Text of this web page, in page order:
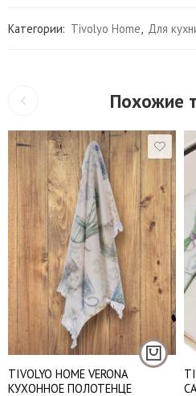
Категории: Tivolyo Home, Для
Похожие
TIVOLYO HOME VERONA
КУХОННОЕ ПОЛОТЕНЦЕ